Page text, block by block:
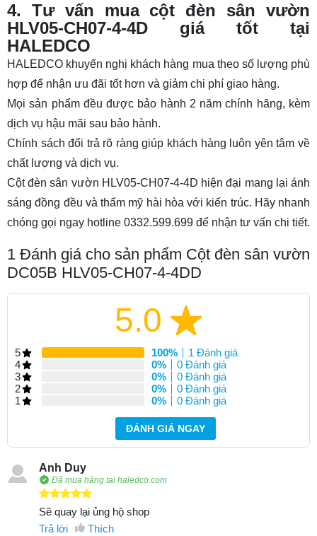
4. Tư vấn mua cột đèn sân vườn
HLV05-CH07-4-4D giá tốt tại
HALEDCO
HALEDCO khuyến nghị khách hàng mua theo số lượng phù
hợp để nhận ưu đãi tốt hơn và giảm chi phí giao hàng.
Mọi sản phẩm đều được bảo hành 2 năm chính hãng, kèm
dịch vụ hậu mãi sau bảo hành.
Chính sách đổi trả rõ ràng giúp khách hàng luôn yên tâm về
chất lượng và dịch vụ.
Cột đèn sân vườn HLV05-CH07-4-4D hiện đại mang lại ánh
sáng đồng đều và thẩm mỹ hài hòa với kiến trúc. Hãy nhanh
chóng gọi ngay hotline 0332.599.699 để nhận tư vấn chi tiết.
1 Đánh giá cho sản phẩm Cột đèn sân vườn
DC05B HLV05-CH07-4-4DD
5.0
5 100%
1 Đánh giá
4
0%
0 Đánh giá
3
0%
0 Đánh giá
2
0%
0 Đánh giá
1
0% 0 Đánh giá
ĐÁNH GIÁ NGAY
Anh Duy
Đã mua hàng tại haledco.com
Sẽ quay lại ủng hộ shop
Trả lời
Thích